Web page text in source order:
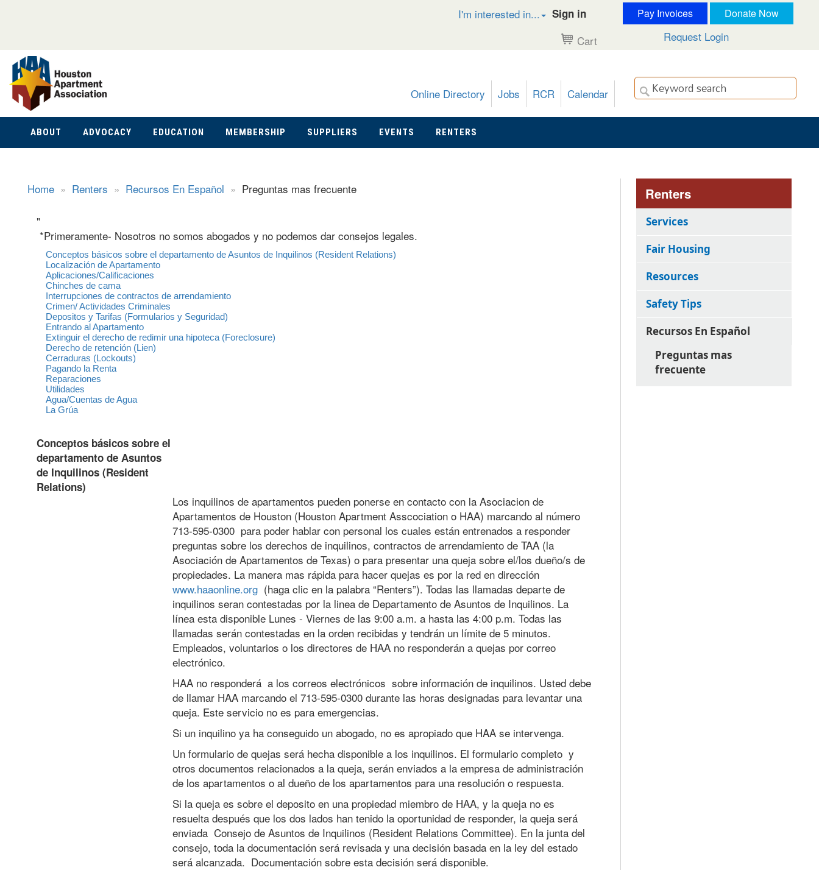
I'm interested in... Sign in
Cart
Pay Invoices Donate Now
Request Login
Online Directory Jobs RCR Calendar
ABOUT ADVOCACY EDUCATION MEMBERSHIP SUPPLIERS EVENTS RENTERS
Home » Renters » Recursos En Español » Preguntas mas frecuente
"
*Primeramente- Nosotros no somos abogados y no podemos dar consejos legales.
Conceptos básicos sobre el departamento de Asuntos de Inquilinos (Resident Relations)
Localización de Apartamento
Aplicaciones/Calificaciones
Chinches de cama
Interrupciones de contractos de arrendamiento
Crimen/ Actividades Criminales
Depositos y Tarifas (Formularios y Seguridad)
Entrando al Apartamento
Extinguir el derecho de redimir una hipoteca (Foreclosure)
Derecho de retención (Lien)
Cerraduras (Lockouts)
Pagando la Renta
Reparaciones
Utilidades
Agua/Cuentas de Agua
La Grúa
Conceptos básicos sobre el
departamento de Asuntos
de Inquilinos (Resident
Relations)
Los inquilinos de apartamentos pueden ponerse en contacto con la Asociacion de
Apartamentos de Houston (Houston Apartment Asscociation o HAA) marcando al número
713-595-0300 para poder hablar con personal los cuales están entrenados a responder
preguntas sobre los derechos de inquilinos, contractos de arrendamiento de TAA (la
Asociación de Apartamentos de Texas) o para presentar una queja sobre el/los dueño/s de
propiedades. La manera mas rápida para hacer quejas es por la red en dirección
www.haaonline.org (haga clic en la palabra “Renters”). Todas las llamadas departe de
inquilinos seran contestadas por la linea de Departamento de Asuntos de Inquilinos. La
línea esta disponible Lunes - Viernes de las 9:00 a.m. a hasta las 4:00 p.m. Todas las
llamadas serán contestadas en la orden recibidas y tendrán un límite de 5 minutos.
Empleados, voluntarios o los directores de HAA no responderán a quejas por correo
electrónico.
HAA no responderá a los correos electrónicos sobre información de inquilinos. Usted debe
de llamar HAA marcando el 713-595-0300 durante las horas designadas para levantar una
queja. Este servicio no es para emergencias.
Si un inquilino ya ha conseguido un abogado, no es apropiado que HAA se intervenga.
Un formulario de quejas será hecha disponible a los inquilinos. El formulario completo y
otros documentos relacionados a la queja, serán enviados a la empresa de administración
de los apartamentos o al dueño de los apartamentos para una resolución o respuesta.
Si la queja es sobre el deposito en una propiedad miembro de HAA, y la queja no es
resuelta después que los dos lados han tenido la oportunidad de responder, la queja será
enviada Consejo de Asuntos de Inquilinos (Resident Relations Committee). En la junta del
consejo, toda la documentación será revisada y una decisión basada en la ley del estado
será alcanzada. Documentación sobre esta decisión será disponible.
Renters
Services
Fair Housing
Resources
Safety Tips
Recursos En Español
Preguntas mas
frecuente